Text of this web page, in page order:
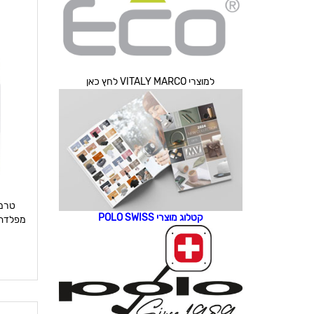
למוצרי VITALY MARCO לחץ כאן
קטלוג מוצרי POLO SWISS